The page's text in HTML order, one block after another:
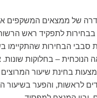
סדרה של ממצאים המשקפים
בבחירות לתפקיד ראש
הבחירות שהתקיימו
הנוכחית – בחלוקות
בחינת שיעור המרוצים
לראשות, והפער בשיעור